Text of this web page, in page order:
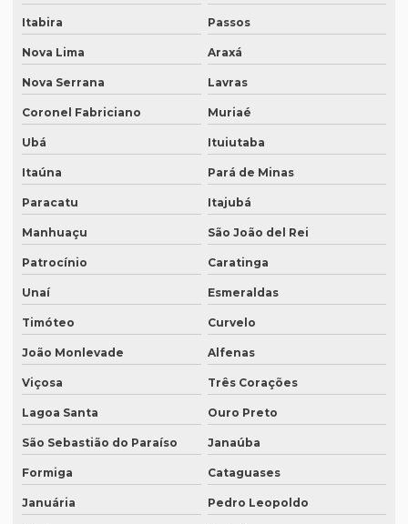
Empresa de tradução juramentada em inglês em sp
Empresa de tradução juramentada em italiano
Empresa de tradução juramentada em italiano em curitiba
Empresa de tradução juramentada em italiano em fortaleza
Empresa de tradução juramentada rj
Empresa de tradução juramentada sp
Empresa de tradução e legendagem
Empresa de tradução de patentes
Empresa de tradução de patentes em curitiba
Empresa de tradução de patentes em porto alegre
Empresa de tradução rj
Empresa de tradução em são paulo
Empresa de tradução simultanea
Itabira Passos
Nova Lima Araxá
Nova Serrana Lavras
Coronel Fabriciano Muriaé
Ubá Ituiutaba
Itaúna Pará de Minas
Paracatu Itajubá
Manhuaçu São João del Rei
Patrocínio Caratinga
Unaí Esmeraldas
Timóteo Curvelo
João Monlevade Alfenas
Viçosa Três Corações
Lagoa Santa Ouro Preto
São Sebastião do Paraíso Janaúba
Formiga Cataguases
Januária Pedro Leopoldo